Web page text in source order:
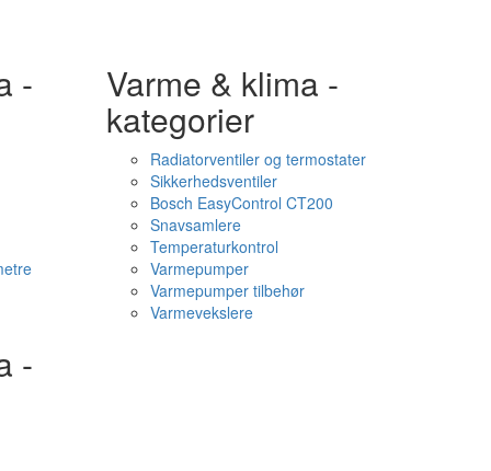
- Varme & klima -
kategorier
Radiatorventiler og termostater
Sikkerhedsventiler
Bosch EasyControl CT200
Snavsamlere
Temperaturkontrol
Varmepumper
Varmepumper tilbehør
Varmevekslere
-